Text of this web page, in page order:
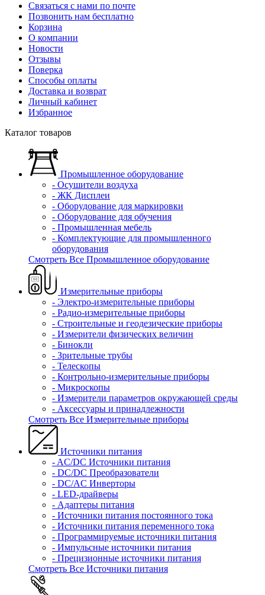
Связаться с нами по почте
Позвонить нам бесплатно
Корзина
О компании
Новости
Отзывы
Поверка
Способы оплаты
Доставка и возврат
Личный кабинет
Избранное
Каталог товаров
Промышленное оборудование
- Осушители воздуха
- ЖК Дисплеи
- Оборудование для маркировки
- Оборудование для обучения
- Промышленная мебель
- Комплектующие для промышленного
оборудования
Смотреть Все Промышленное оборудование
Измерительные приборы
- Электро-измерительные приборы
- Радио-измерительные приборы
- Строительные и геодезические приборы
- Измерители физических величин
- Бинокли
- Зрительные трубы
- Телескопы
- Контрольно-измерительные приборы
- Микроскопы
- Измерители параметров окружающей среды
- Аксессуары и принадлежности
Смотреть Все Измерительные приборы
Источники питания
- AC/DC Источники питания
- DC/DC Преобразователи
- DC/AC Инверторы
- LED-драйверы
- Адаптеры питания
- Источники питания постоянного тока
- Источники питания переменного тока
- Программируемые источники питания
- Импульсные источники питания
- Прецизионные источники питания
Смотреть Все Источники питания